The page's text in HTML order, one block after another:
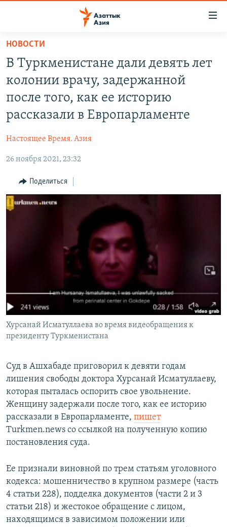
Вернуться
основному
содержанию
главной
Вернутся
КАЗАХСТАН
НОВОСТИ
ВОЙНА В УКРАИНЕ
ЎЗБЕКЧА
ТОҶИКӢ
TÜRKMENÇE
ПОДПИШИТЕСЬ НА НАС В СОЦСЕТЯХ
Все сайты РСЕ/РС
НОВОСТИ
В Туркменистане дали девять лет
колонии врачу, задержанной
после того, как ее историю
рассказали в Европарламенте
Настоящее Время. Азия
26 ноября 2021, 23:32
Поделиться
Хурсанай Исматуллаева во время видеобращения к
президенту Туркменистана
Суд в Ашхабаде приговорил к девяти годам
лишения свободы доктора Хурсанай Исматуллаеву,
которая пыталась оспорить свое увольнение.
Женщину задержали после того, как ее историю
рассказали в Европарламенте, пишет
Turkmen.news со ссылкой на полученную копию
постановления суда.
Ее признали виновной по трем статьям уголовного
кодекса: мошенничество в крупном размере (часть
4 статьи 228), подделка документов (части 2 и 3
статьи 218) и жестокое обращение с лицом,
находящимся в зависимом положении или